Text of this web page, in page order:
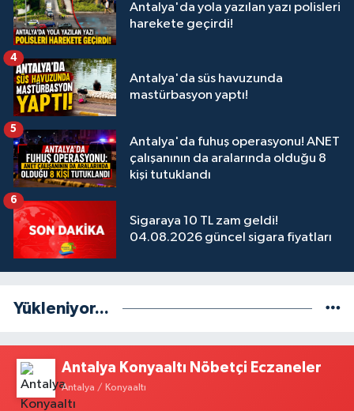
Antalya'da yola yazılan yazı polisleri
harekete geçirdi!
Antalya'da süs havuzunda
mastürbasyon yaptı!
4
Antalya'da fuhuş operasyonu! ANET
çalışanının da aralarında olduğu 8
kişi tutuklandı
5
Sigaraya 10 TL zam geldi!
04.08.2026 güncel sigara fiyatları
6
Yükleniyor...
Antalya Konyaaltı Nöbetçi Eczaneler
Antalya / Konyaaltı